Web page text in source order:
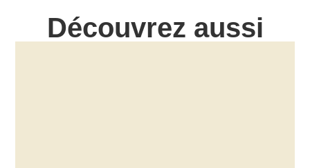
Découvrez aussi